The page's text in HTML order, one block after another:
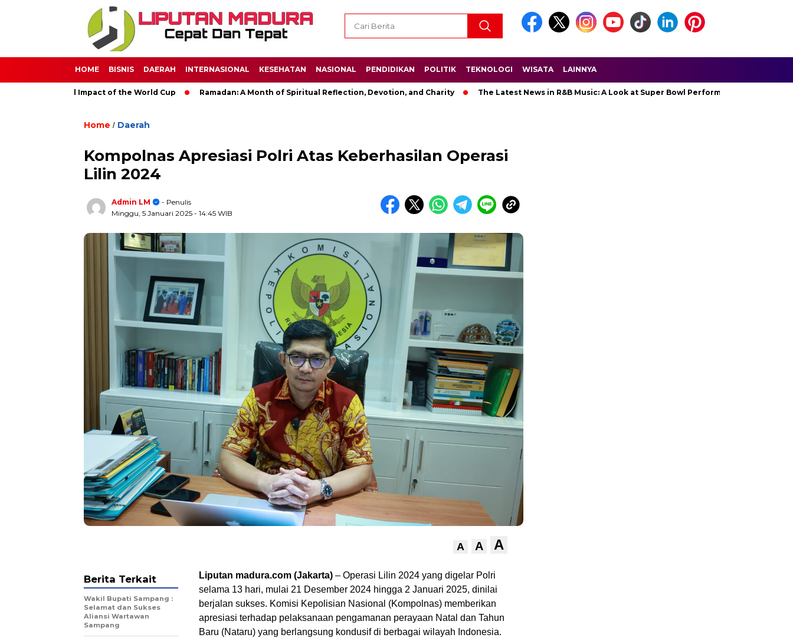
HOME BISNIS DAERAH INTERNASIONAL KESEHATAN NASIONAL PENDIDIKAN POLITIK TEKNOLOGI WISATA LAINNYA
Global Impact of the World Cup Ramadan: A Month of Spiritual Reflection, Devotion, and Charity The Latest News in R&B Music: A Look at Super Bowl Performances, New Albums,
Home / Daerah
Kompolnas Apresiasi Polri Atas Keberhasilan Operasi
Lilin 2024
Admin LM
- Penulis
Minggu, 5 Januari 2025 - 14:45 WIB
A A A
Liputan madura.com (Jakarta) – Operasi Lilin 2024 yang digelar Polri
selama 13 hari, mulai 21 Desember 2024 hingga 2 Januari 2025, dinilai
berjalan sukses. Komisi Kepolisian Nasional (Kompolnas) memberikan
apresiasi terhadap pelaksanaan pengamanan perayaan Natal dan Tahun
Baru (Nataru) yang berlangsung kondusif di berbagai wilayah Indonesia.
Berita Terkait
Wakil Bupati Sampang :
Selamat dan Sukses
Aliansi Wartawan
Sampang